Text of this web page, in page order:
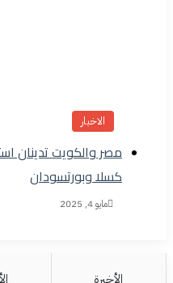
الاخبار
مصر والكويت تدينان
كسلا وبورتسودان
مايو 4, 2025
الأخيرة